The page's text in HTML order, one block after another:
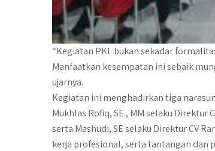
“Kegiatan PKL bukan sekadar
Manfaatkan kesempatan ini sebaik
ujarnya.
Kegiatan ini menghadirkan tiga
Mukhlas Rofiq, SE., MM selaku
serta Mashudi, SE selaku Direktur CV
kerja profesional, serta tantangan dan